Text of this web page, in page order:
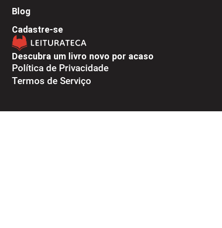
Descubra um livro novo por acaso
Política de Privacidade
Termos de Serviço
Blog
Cadastre-se